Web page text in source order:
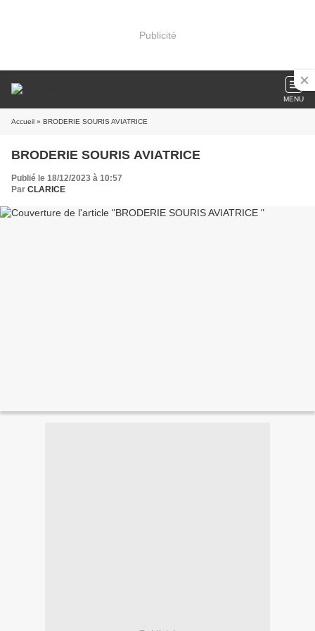
Publicité
MENU
Accueil » BRODERIE SOURIS AVIATRICE
BRODERIE SOURIS AVIATRICE
Publié le 18/12/2023 à 10:57
Par CLARICE